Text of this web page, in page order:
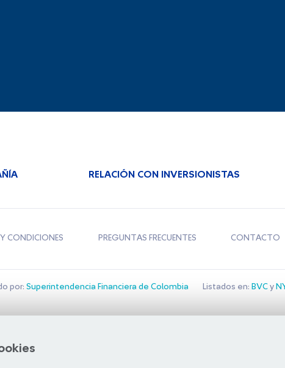
RELACIÓN CON INVERSIONISTAS
CONDICIONES PREGUNTAS FRECUENTES CONTACTO
por: Superintendencia Financiera de Colombia Listados en: BVCy